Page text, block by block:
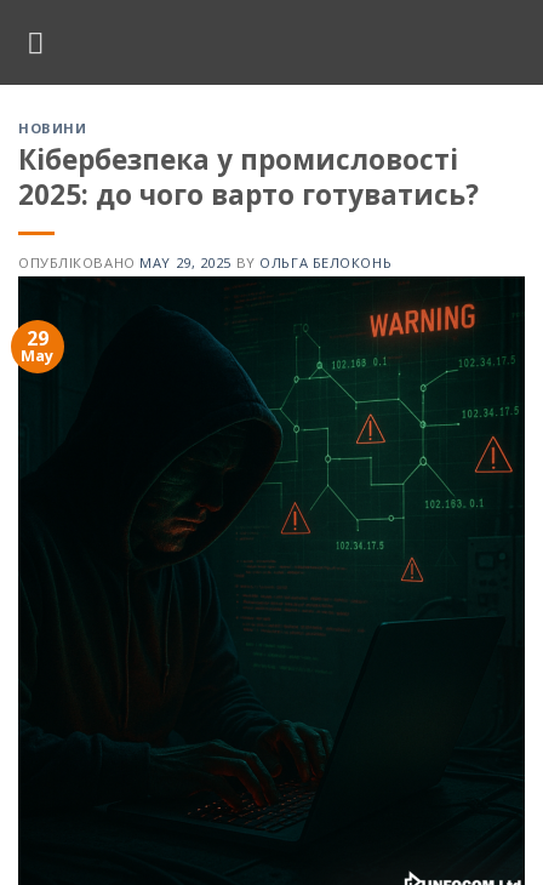
НОВИНИ
Кібербезпека у промисловості
2025: до чого варто готуватись?
ОПУБЛІКОВАНО MAY 29, 2025 BY ОЛЬГА БЕЛОКОНЬ
29
May